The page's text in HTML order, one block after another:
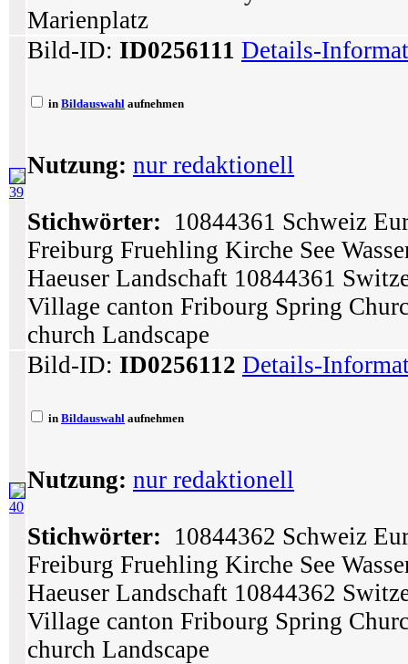
Marienplatz
39
Bild-ID: ID0256111 Details-
in Bildauswahl aufnehmen
Nutzung: nur redaktionell
Stichwörter: 10844361 Schweiz
Freiburg Fruehling Kirche See
Haeuser Landschaft 10844361
Village canton Fribourg Spring
church Landscape
40
Bild-ID: ID0256112 Details-
in Bildauswahl aufnehmen
Nutzung: nur redaktionell
Stichwörter: 10844362 Schweiz
Freiburg Fruehling Kirche See
Haeuser Landschaft 10844362
Village canton Fribourg Spring
church Landscape